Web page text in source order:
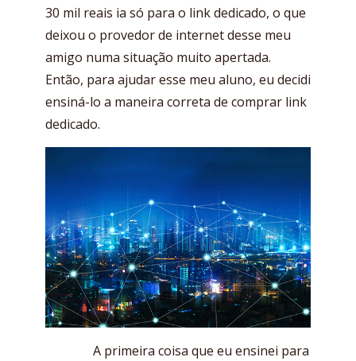
30 mil reais ia só para o link dedicado, o que
deixou o provedor de internet desse meu
amigo numa situação muito apertada.
Então, para ajudar esse meu aluno, eu decidi
ensiná-lo a maneira correta de comprar link
dedicado.
A primeira coisa que eu ensinei para